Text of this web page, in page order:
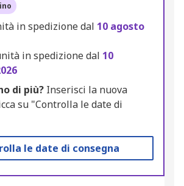
in spedizione dal 10 agosto
in spedizione dal 10
di più? Inserisci la nuova
su "Controlla le date di
le date di consegna